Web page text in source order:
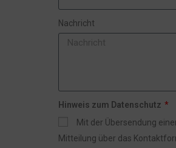
Nachricht
Hinweis zum Datenschutz
Mit der Übersendung
Mitteilung über das